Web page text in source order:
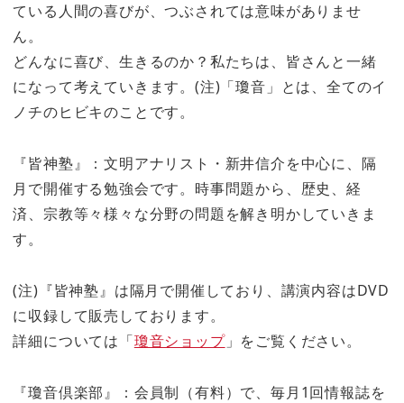
ている人間の喜びが、つぶされては意味がありませ
ん。
どんなに喜び、生きるのか？私たちは、皆さんと一緒
になって考えていきます。(注)「瓊音」とは、全てのイ
ノチのヒビキのことです。
『皆神塾』：文明アナリスト・新井信介を中心に、隔
月で開催する勉強会です。時事問題から、歴史、経
済、宗教等々様々な分野の問題を解き明かしていきま
す。
(注)『皆神塾』は隔月で開催しており、講演内容はDVD
に収録して販売しております。
詳細については「瓊音ショップ」をご覧ください。
『瓊音倶楽部』：会員制（有料）で、毎月1回情報誌を